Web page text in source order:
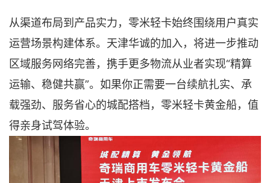
从渠道布局到产品实力，零米轻卡始终围绕用户真实
运营场景构建体系。天津华诚的加入，将进一步推动
区域服务网络完善，携手更多物流从业者实现“精算
运输、稳健共赢”。如果你正需要一台续航扎实、承
载强劲、服务省心的城配搭档，零米轻卡黄金船，值
得亲身试驾体验。